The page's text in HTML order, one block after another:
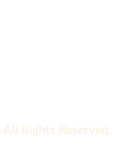
Rights Reserved.